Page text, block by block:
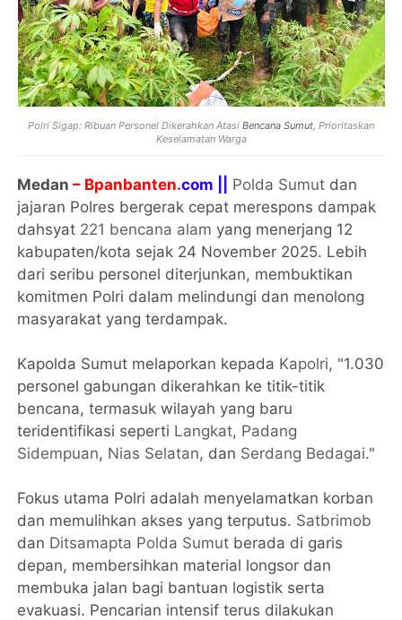
Polri Sigap: Ribuan Personel Dikerahkan Atasi Bencana Sumut , Prioritaskan
Keselamatan Warga
Medan – Bpanbanten.com || Polda Sumut dan
jajaran Polres bergerak cepat merespons dampak
dahsyat 221 bencana alam yang menerjang 12
kabupaten/kota sejak 24 November 2025. Lebih
dari seribu personel diterjunkan, membuktikan
komitmen Polri dalam melindungi dan menolong
masyarakat yang terdampak.
Kapolda Sumut melaporkan kepada Kapolri, "1.030
personel gabungan dikerahkan ke titik-titik
bencana, termasuk wilayah yang baru
teridentifikasi seperti Langkat, Padang
Sidempuan, Nias Selatan, dan Serdang Bedagai."
Fokus utama Polri adalah menyelamatkan korban
dan memulihkan akses yang terputus. Satbrimob
dan Ditsamapta Polda Sumut berada di garis
depan, membersihkan material longsor dan
membuka jalan bagi bantuan logistik serta
evakuasi. Pencarian intensif terus dilakukan